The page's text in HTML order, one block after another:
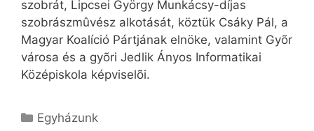
szobrát, Lipcsei György Munkácsy-díjas
szobrászmûvész alkotását, köztük Csáky Pál, a
Magyar Koalíció Pártjának elnöke, valamint Gyõr
városa és a gyõri Jedlik Ányos Informatikai
Középiskola képviselõi.
Kategória
Egyházunk